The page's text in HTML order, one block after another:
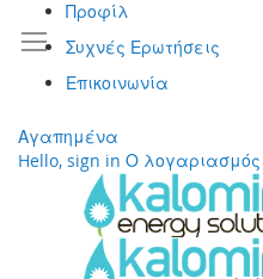
Προφίλ
Συχνές Ερωτήσεις
Επικοινωνία
Αγαπημένα
Hello, sign in Ο